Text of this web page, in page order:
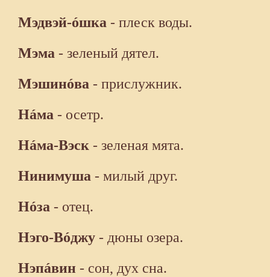
Мэдвэй-óшка - плеск воды.
Мэма - зеленый дятел.
Мэшинóва - прислужник.
Нáма - осетр.
Нáма-Вэск - зеленая мята.
Нинимуша - милый друг.
Нóза - отец.
Нэго-Вóджу - дюны озера.
Нэпáвин - сон, дух сна.